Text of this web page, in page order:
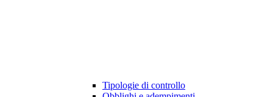
Tipologie di controllo